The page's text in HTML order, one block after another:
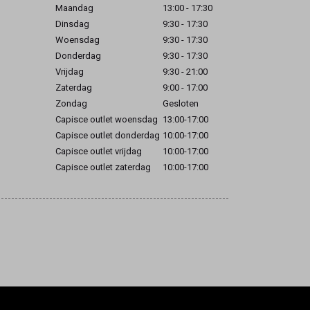
Maandag
13:00 - 17:30
Dinsdag
9:30 - 17:30
Woensdag
9:30 - 17:30
Donderdag
9:30 - 17:30
Vrijdag
9:30 - 21:00
Zaterdag
9:00 - 17:00
Zondag
Gesloten
Capisce outlet woensdag 13:00-17:00
Capisce outlet donderdag 10:00-17:00
Capisce outlet vrijdag
10:00-17:00
Capisce outlet zaterdag
10:00-17:00